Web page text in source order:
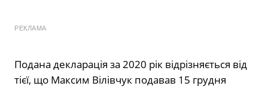
РЕКЛАМА
Подана декларація за 2020 рік відрізняється від
тієї, що Максим Вілівчук подавав 15 грудня